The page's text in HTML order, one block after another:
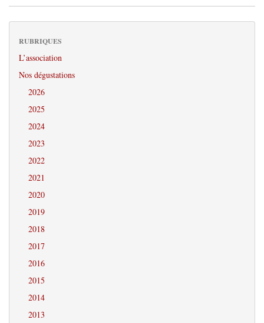
RUBRIQUES
L’association
Nos dégustations
2026
2025
2024
2023
2022
2021
2020
2019
2018
2017
2016
2015
2014
2013